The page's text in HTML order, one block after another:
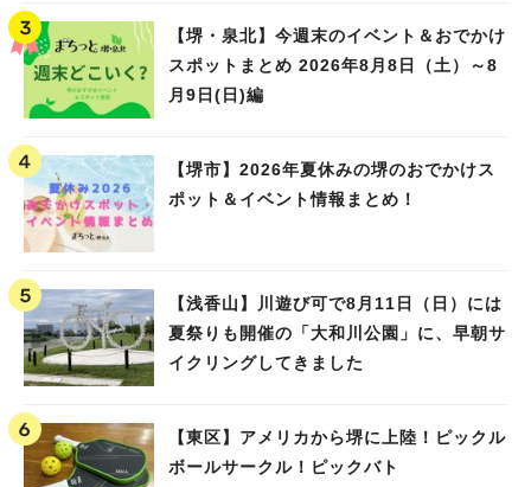
【堺・泉北】今週末のイベント＆おでかけ
スポットまとめ 2026年8月8日（土）～8
月9日(日)編
【堺市】2026年夏休みの堺のおでかけス
ポット＆イベント情報まとめ！
【浅香山】川遊び可で8月11日（日）には
夏祭りも開催の「大和川公園」に、早朝サ
イクリングしてきました
【東区】アメリカから堺に上陸！ピックル
ボールサークル！ピックバト